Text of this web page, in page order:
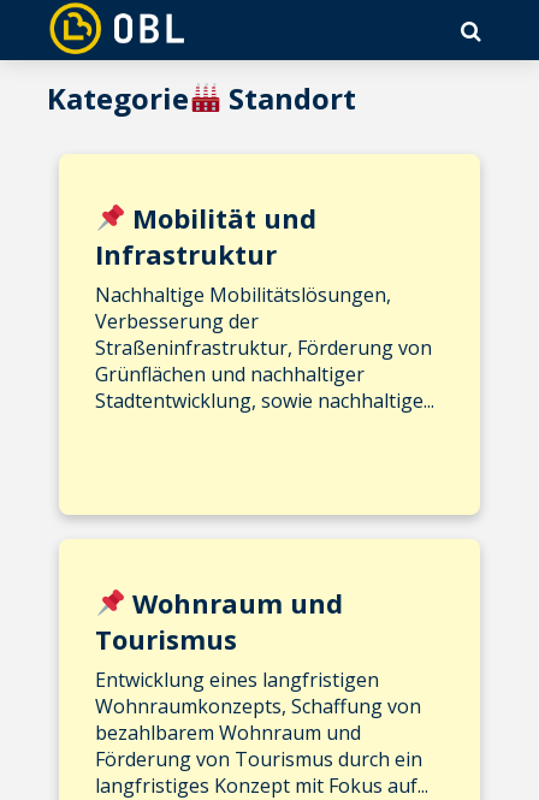
Kategorie Standort
Mobilität und
Infrastruktur
Nachhaltige Mobilitätslösungen,
Verbesserung der
Straßeninfrastruktur, Förderung von
Grünflächen und nachhaltiger
Stadtentwicklung, sowie nachhaltige...
Wohnraum und
Tourismus
Entwicklung eines langfristigen
Wohnraumkonzepts, Schaffung von
bezahlbarem Wohnraum und
Förderung von Tourismus durch ein
langfristiges Konzept mit Fokus auf...